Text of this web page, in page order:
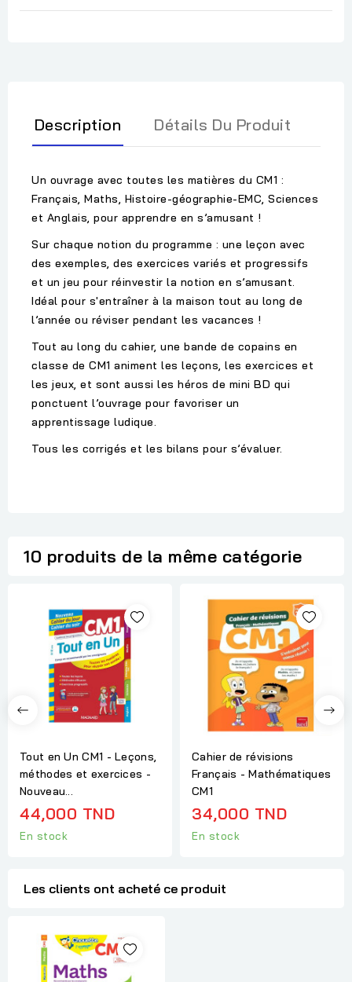
Description Détails Du Produit
Un ouvrage avec toutes les matières du CM1 :
Français, Maths, Histoire-géographie-EMC, Sciences
et Anglais, pour apprendre en s’amusant !
Sur chaque notion du programme : une leçon avec
des exemples, des exercices variés et progressifs
et un jeu pour réinvestir la notion en s’amusant.
Idéal pour s'entraîner à la maison tout au long de
l’année ou réviser pendant les vacances !
Tout au long du cahier, une bande de copains en
classe de CM1 animent les leçons, les exercices et
les jeux, et sont aussi les héros de mini BD qui
ponctuent l’ouvrage pour favoriser un
apprentissage ludique.
Tous les corrigés et les bilans pour s’évaluer.
10 produits de la même catégorie
Tout en Un CM1 - Leçons,
méthodes et exercices -
Nouveau...
44,000 TND
En stock
Cahier de révisions
Français - Mathématiques
CM1
34,000 TND
En stock
Les clients ont acheté ce produit